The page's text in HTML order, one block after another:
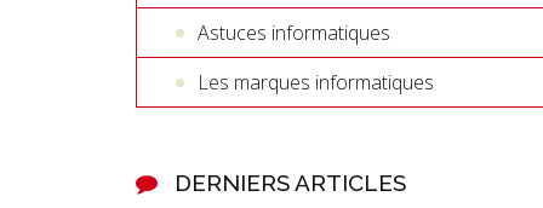
Astuces informatiques
Les marques informatiques
DERNIERS ARTICLES